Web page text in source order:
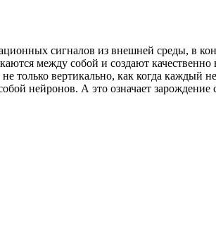
сигналов из внешней среды, в
между собой и создают
только вертикально, как когда каждый
нейронов. А это означает зарождение